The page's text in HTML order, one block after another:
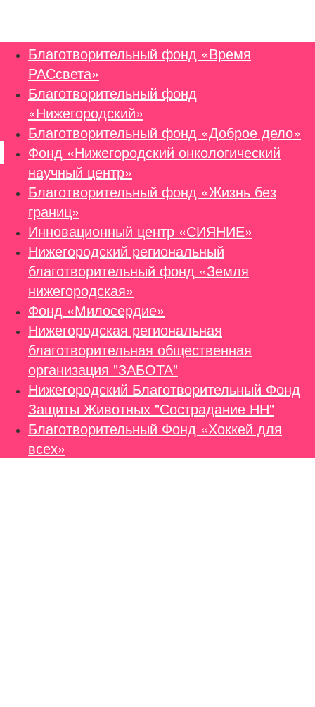
Благотворительный фонд «Время
РАСсвета»
Благотворительный фонд
«Нижегородский»
Благотворительный фонд «Доброе дело»
Фонд «Нижегородский онкологический
научный центр»
Благотворительный фонд «Жизнь без
границ»
Инновационный центр «СИЯНИЕ»
Нижегородский региональный
благотворительный фонд «Земля
нижегородская»
Фонд «Милосердие»
Нижегородская региональная
благотворительная общественная
организация "ЗАБОТА"
Нижегородский Благотворительный Фонд
Защиты Животных "Сострадание НН"
Благотворительный Фонд «Хоккей для
всех»